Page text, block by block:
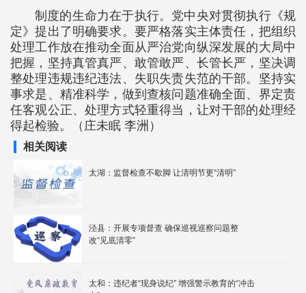
制度的生命力在于执行。党中央对贯彻执行《规
定》提出了明确要求。要严格落实主体责任，把组织
处理工作放在推动全面从严治党向纵深发展的大局中
把握，坚持真管真严、敢管敢严、长管长严，坚决调
整处理违规违纪违法、失职失责失范的干部。坚持实
事求是、精准科学，做到查核问题准确全面、界定责
任客观公正、处理方式轻重得当，让对干部的处理经
得起检验。（庄未眠 李洲）
相关阅读
太湖：监督检查不歇脚 让清明节更“清明”
泾县：开展专项督查 确保巡视巡察问题整
改“见底清零”
太和：违纪者“现身说纪” 增强警示教育的“冲击